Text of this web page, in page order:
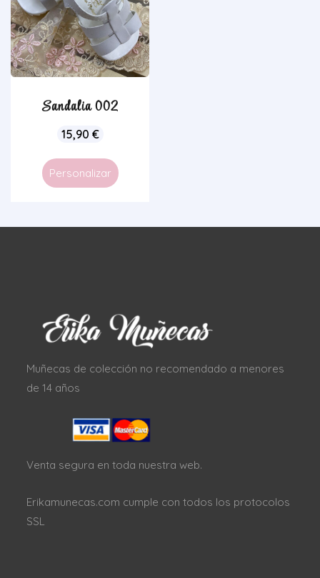
Sandalia 002
15,90 €
Personalizar
Muñecas de colección no recomendado a menores
de 14 años
Venta segura en toda nuestra web.
Erikamunecas.com cumple con todos los protocolos
SSL